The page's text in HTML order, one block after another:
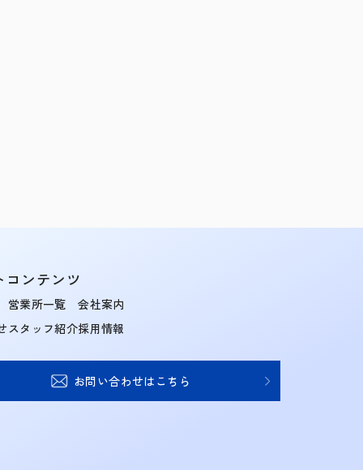
コンテンツ
営業所一覧
スタッフ紹介
会社案内
採用情報
お問い合わせはこちら